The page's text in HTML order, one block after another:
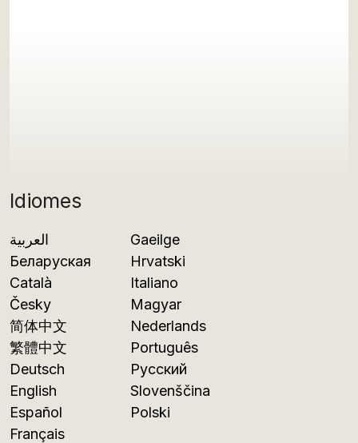
Idiomes
العربية
Беларуская
Català
Česky
简体中文
繁體中文
Deutsch
English
Español
Français
Gaeilge
Hrvatski
Italiano
Magyar
Nederlands
Português
Русский
Slovenščina
Polski